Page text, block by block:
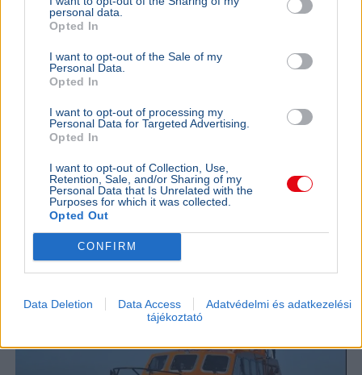
personal data.
Opted In
I want to opt-out of the Sale of my
Personal Data.
Opted In
I want to opt-out of processing my
Personal Data for Targeted Advertising.
Opted In
I want to opt-out of Collection, Use,
Retention, Sale, and/or Sharing of my
Personal Data that Is Unrelated with the
Purposes for which it was collected.
Opted Out
CONFIRM
Data Deletion Data Access
Adatvédelmi és adatkezelési
tájékoztató
Donald Trump
egy férfit Donald Trump kaliforniai golfklubjánál az elnök
látogatása előtt.Bővebben...
KÜLFÖLD 2026. augusztus 4.
157 embert mentett ki a parti őrség egy égő
bárkából a La Manche-csatornán